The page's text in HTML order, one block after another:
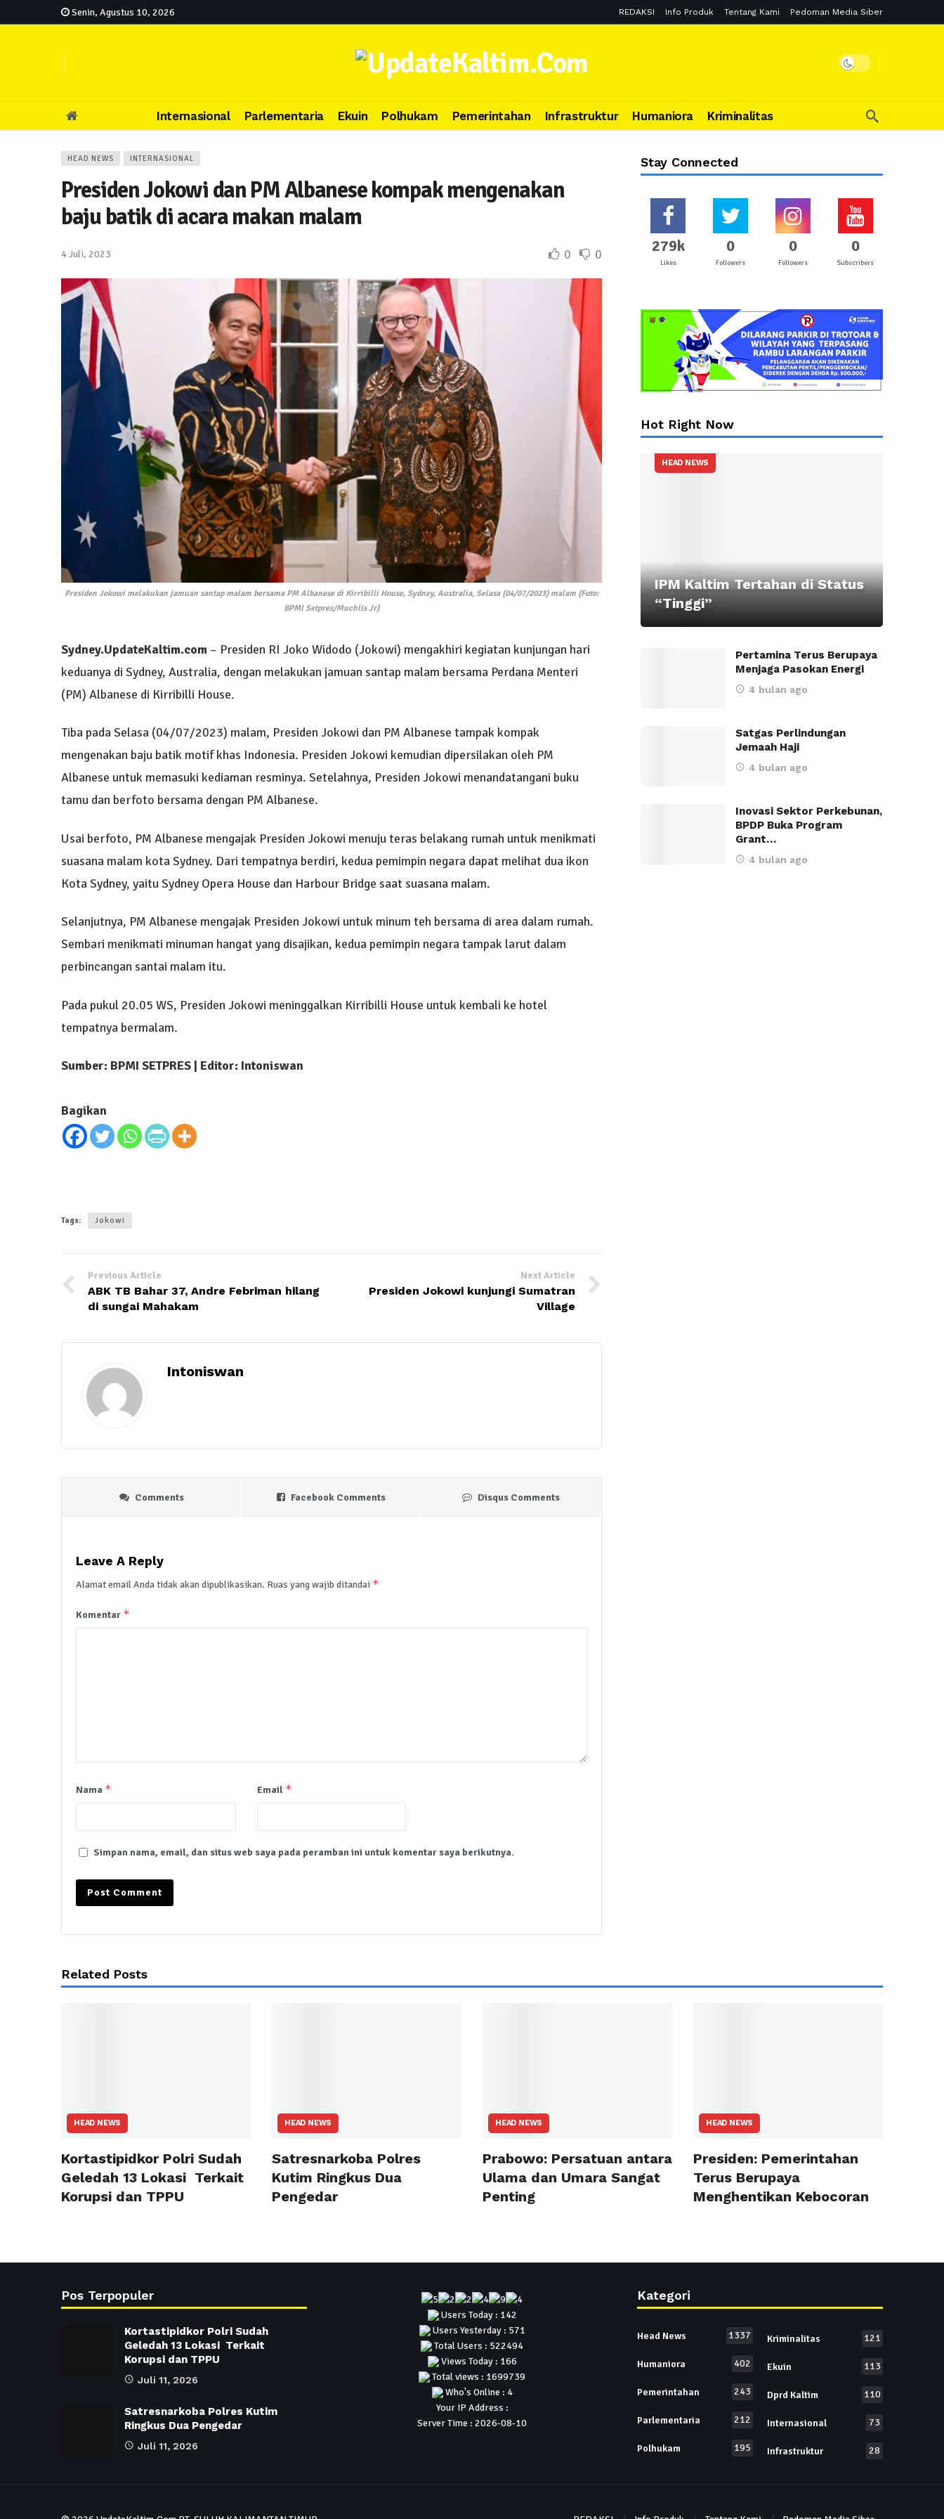
Senin, Agustus 10, 2026 REDAKSI Info Produk Tentang Kami Pedoman Media Siber
Internasional Parlementaria Ekuin Polhukam Pemerintahan Infrastruktur Humaniora Kriminalitas
HEAD NEWS INTERNASIONAL
Presiden Jokowi dan PM Albanese kompak mengenakan
baju batik di acara makan malam
4 Juli, 2023 0 0
Presiden Jokowi melakukan jamuan santap malam bersama PM Albanese di Kirribilli House, Sydney, Australia, Selasa (04/07/2023) malam (Foto:
BPMI Setpres/Muchlis Jr)
Sydney.UpdateKaltim.com – Presiden RI Joko Widodo (Jokowi) mengakhiri kegiatan kunjungan hari
keduanya di Sydney, Australia, dengan melakukan jamuan santap malam bersama Perdana Menteri
(PM) Albanese di Kirribilli House.
Tiba pada Selasa (04/07/2023) malam, Presiden Jokowi dan PM Albanese tampak kompak
mengenakan baju batik motif khas Indonesia. Presiden Jokowi kemudian dipersilakan oleh PM
Albanese untuk memasuki kediaman resminya. Setelahnya, Presiden Jokowi menandatangani buku
tamu dan berfoto bersama dengan PM Albanese.
Usai berfoto, PM Albanese mengajak Presiden Jokowi menuju teras belakang rumah untuk menikmati
suasana malam kota Sydney. Dari tempatnya berdiri, kedua pemimpin negara dapat melihat dua ikon
Kota Sydney, yaitu Sydney Opera House dan Harbour Bridge saat suasana malam.
Selanjutnya, PM Albanese mengajak Presiden Jokowi untuk minum teh bersama di area dalam rumah.
Sembari menikmati minuman hangat yang disajikan, kedua pemimpin negara tampak larut dalam
perbincangan santai malam itu.
Pada pukul 20.05 WS, Presiden Jokowi meninggalkan Kirribilli House untuk kembali ke hotel
tempatnya bermalam.
Sumber: BPMI SETPRES | Editor: Intoniswan
Bagikan
Tags: Jokowi
Previous Article
ABK TB Bahar 37, Andre Febriman hilang
di sungai Mahakam
Next Article
Presiden Jokowi kunjungi Sumatran
Village
Intoniswan
Comments Facebook Comments Disqus Comments
Leave A Reply
Alamat email Anda tidak akan dipublikasikan. Ruas yang wajib ditandai *
Komentar *
Nama * Email *
Simpan nama, email, dan situs web saya pada peramban ini untuk komentar saya berikutnya.
Stay Connected
279k
Likes
0
Followers
0
Followers
0
Subscribers
Hot Right Now
HEAD NEWS
IPM Kaltim Tertahan di Status
“Tinggi”
Pertamina Terus Berupaya
Menjaga Pasokan Energi
4 bulan ago
Satgas Perlindungan
Jemaah Haji
4 bulan ago
Inovasi Sektor Perkebunan,
BPDP Buka Program
Grant…
4 bulan ago
Related Posts
HEAD NEWS
Kortastipidkor Polri Sudah
Geledah 13 Lokasi Terkait
Korupsi dan TPPU
HEAD NEWS
Satresnarkoba Polres
Kutim Ringkus Dua
Pengedar
HEAD NEWS
Prabowo: Persatuan antara
Ulama dan Umara Sangat
Penting
HEAD NEWS
Presiden: Pemerintahan
Terus Berupaya
Menghentikan Kebocoran
Pos Terpopuler
Kortastipidkor Polri Sudah
Geledah 13 Lokasi Terkait
Korupsi dan TPPU
Juli 11, 2026
Satresnarkoba Polres Kutim
Ringkus Dua Pengedar
Juli 11, 2026
Users Today : 142
Users Yesterday : 571
Total Users : 522494
Views Today : 166
Total views : 1699739
Who's Online : 4
Your IP Address :
Server Time : 2026-08-10
Kategori
Head News 1337
Humaniora 402
Pemerintahan 243
Parlementaria 212
Polhukam 195
Kriminalitas 121
Ekuin 113
Dprd Kaltim 110
Internasional 73
Infrastruktur 28